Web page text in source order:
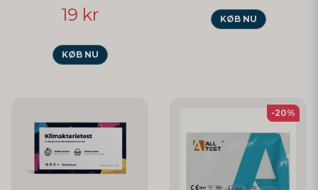
19 kr
KØB NU
KØB NU
-20%